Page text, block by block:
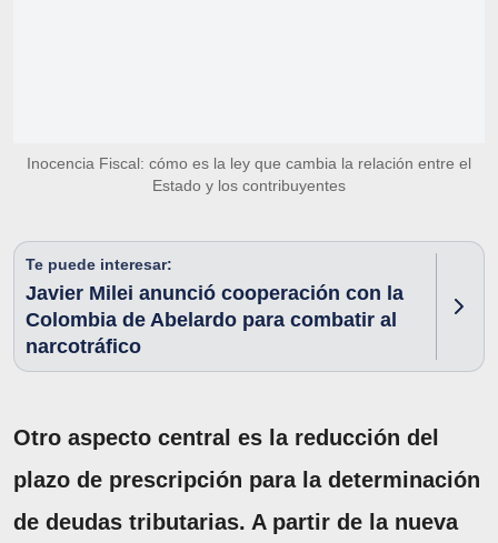
Inocencia Fiscal: cómo es la ley que cambia la relación entre el
Estado y los contribuyentes
Te puede interesar:
Javier Milei anunció cooperación con la
Colombia de Abelardo para combatir al
narcotráfico
Otro aspecto central es la reducción del
plazo de prescripción para la determinación
de deudas tributarias. A partir de la nueva